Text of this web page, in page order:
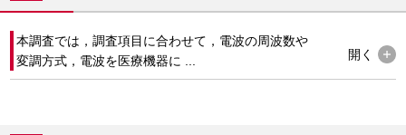
本調査では，調査項目に合わせて，電波の周波数や
変調方式，電波を医療機器に ...
開く